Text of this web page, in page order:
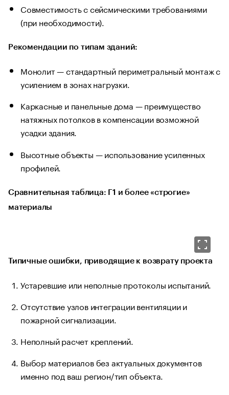
Совместимость с сейсмическими требованиями
(при необходимости).
Рекомендации по типам зданий:
Монолит — стандартный периметральный монтаж с
усилением в зонах нагрузки.
Каркасные и панельные дома — преимущество
натяжных потолков в компенсации возможной
усадки здания.
Высотные объекты — использование усиленных
профилей.
Сравнительная таблица: Г1 и более «строгие»
материалы
Типичные ошибки, приводящие к возврату проекта
Устаревшие или неполные протоколы испытаний.
Отсутствие узлов интеграции вентиляции и
пожарной сигнализации.
Неполный расчет креплений.
Выбор материалов без актуальных документов
именно под ваш регион/тип объекта.